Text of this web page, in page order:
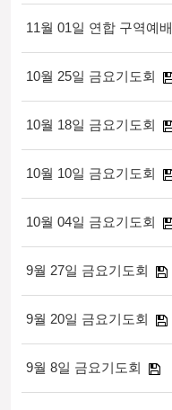
11월 01일 연합 구역예배
10월 25일 금요기도회
10월 18일 금요기도회
10월 10일 금요기도회
10월 04일 금요기도회
9월 27일 금요기도회
9월 20일 금요기도회
9월 8일 금요기도회